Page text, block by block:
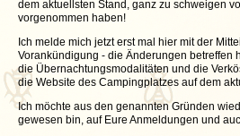
dem aktuellsten Stand, ganz zu schweigen
vorgenommen haben!
Ich melde mich jetzt erst mal hier mit der
Vorankündigung - die Änderungen betreffen
die Übernachtungsmodalitäten und die
die Website des Campingplatzes auf dem
Ich möchte aus den genannten Gründen
gewesen bin, auf Eure Anmeldungen und